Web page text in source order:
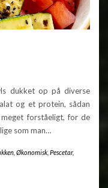
dukket op på diverse
og et protein, sådan
forståeligt, for de
som man…
Økonomisk Pescetar,